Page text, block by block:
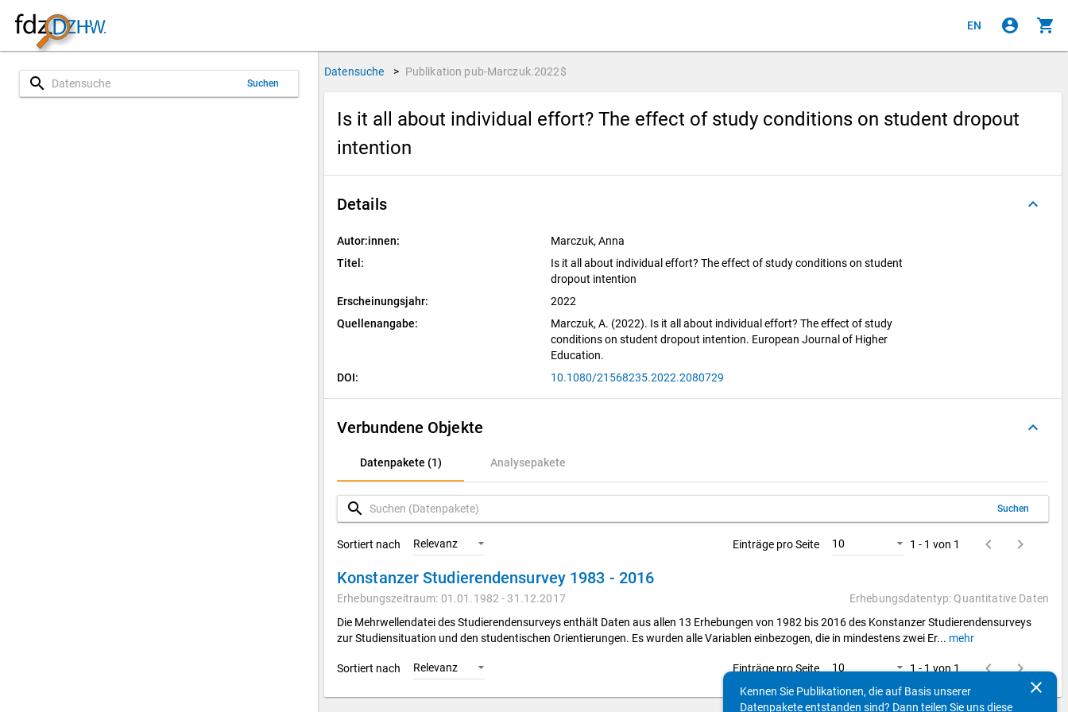
EN account_circle shopping_cart
search Suchen
Datensuche > Publikation pub-Marczuk.2022$
Is it all about individual effort? The effect of study conditions on student dropout
intention
Details keyboard_arrow_up
Autor:innen:
Marczuk, Anna
Titel:
Is it all about individual effort? The effect of study conditions on student
dropout intention
Erscheinungsjahr:
2022
Quellenangabe:
Marczuk, A. (2022). Is it all about individual effort? The effect of study
conditions on student dropout intention. European Journal of Higher
Education.
DOI:
10.1080/21568235.2022.2080729
Verbundene Objekte keyboard_arrow_up
Datenpakete (1) Analysepakete
Datenpakete (1)
Analysepakete
search Suchen
Sortiert nach Relevanz Einträge pro Seite 10 1 - 1 von 1 keyboard_arrow_left
keyboard_arrow_right
Konstanzer Studierendensurvey 1983 - 2016
Erhebungszeitraum: 01.01.1982 - 31.12.2017
Erhebungsdatentyp: Quantitative Daten
Die Mehrwellendatei des Studierendensurveys enthält Daten aus allen 13 Erhebungen von 1982 bis 2016 des Konstanzer Studierendensurveys
zur Studiensituation und den studentischen Orientierungen. Es wurden alle Variablen einbezogen, die in mindestens zwei Er... mehr
Sortiert nach Relevanz Einträge pro Seite 10 1 - 1 von 1 keyboard_arrow_left
keyboard_arrow_right
clear
Kennen Sie Publikationen, die auf Basis unserer
Datenpakete entstanden sind? Dann teilen Sie uns diese